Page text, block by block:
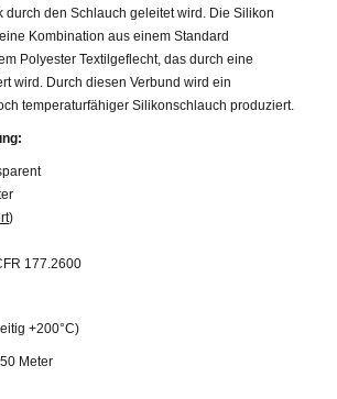
durch den Schlauch geleitet wird. Die Silikon
Kombination aus einem Standard
Polyester Textilgeflecht, das durch eine
wird. Durch diesen Verbund wird ein
temperaturfähiger Silikonschlauch produziert.
)
177.2600
+200°C)
50 Meter